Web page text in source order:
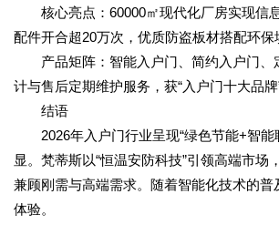
核心亮点：60000㎡现代化厂房实现信息
配件开合超20万次，优质防盗板材搭配环
产品矩阵：智能入户门、简约入户门、
计与售后定期维护服务，获“入户门十大品牌
结语
2026年入户门行业呈现“绿色节能+智能
显。梵蒂斯以“恒温安防科技”引领高端市
兼顾刚需与高端需求。随着智能化技术的
体验。